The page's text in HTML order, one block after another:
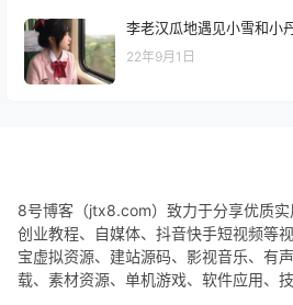
李老汉瓜地遇见小雪和小
22年9月1日
8号博客（jtx8.com）致力于分享优质
创业教程、自媒体、抖音快手短视频等
宝虚拟资源、建站源码、影视音乐、有
载、素材资源、单机游戏、软件应用、技